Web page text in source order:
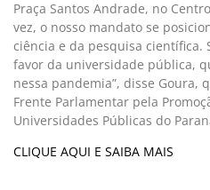
Praça Santos Andrade, no
vez, o nosso mandato se
ciência e da pesquisa científica.
favor da universidade pública,
nessa pandemia”, disse Goura,
Frente Parlamentar pela
Universidades Públicas do
CLIQUE AQUI E SAIBA MAIS